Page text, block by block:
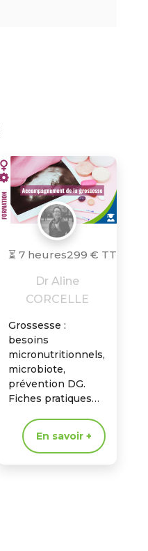
⏳ 7 heures299 € TTC
Dr Aline
CORCELLE
Grossesse :
besoins
micronutritionnels,
microbiote,
prévention DG.
Fiches pratiques
pour les maux
courants, en
sécurité.
En savoir +